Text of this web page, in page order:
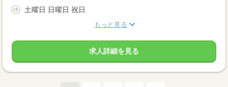
土曜日 日曜日 祝日
もっと見る
求人詳細を見る